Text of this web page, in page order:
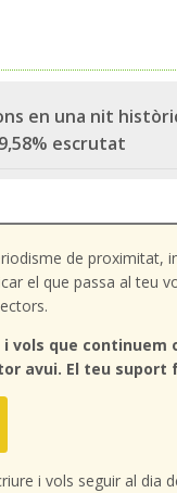
en una nit
escrutat
de proximitat,
el que passa al teu
i vols que
avui. El teu suport
i vols seguir al dia